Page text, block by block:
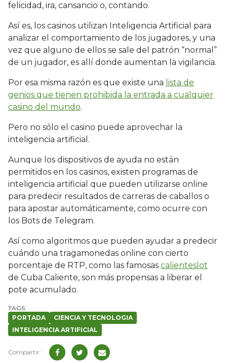
felicidad, ira, cansancio o, contando.
Así es, los casinos utilizan Inteligencia Artificial para
analizar el comportamiento de los jugadores, y una
vez que alguno de ellos se sale del patrón “normal”
de un jugador, es allí donde aumentan la vigilancia.
Por esa misma razón es que existe una lista de
genios que tienen prohibida la entrada a cualquier
casino del mundo.
Pero no sólo el casino puede aprovechar la
inteligencia artificial.
Aunque los dispositivos de ayuda no están
permitidos en los casinos, existen programas de
inteligencia artificial que pueden utilizarse online
para predecir resultados de carreras de caballos o
para apostar automáticamente, como ocurre con
los Bots de Telegram.
Así como algoritmos que pueden ayudar a predecir
cuándo una tragamonedas online con cierto
porcentaje de RTP, como las famosas calienteslot
de Cuba Caliente, son más propensas a liberar el
pote acumulado.
PORTADA
CIENCIA Y TECNOLOGIA
INTELIGENCIA ARTIFICIAL